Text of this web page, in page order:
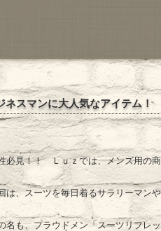
ネスマンに大人気なアイテム！
必見！！ Ｌｕｚでは、メンズ用の
は、スーツを毎日着るサラリーマン
名も、プラウドメン「スーツリフレッ